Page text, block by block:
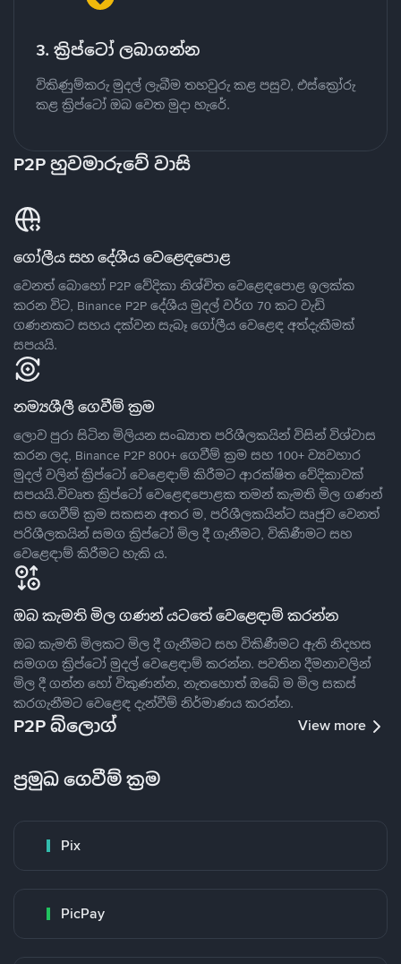
3. ක්‍රිප්ටෝ ලබාගන්න
විකිණුම්කරු මුදල් ලැබීම තහවුරු කළ පසුව, එස්ක්‍රෝරු
කළ ක්‍රිප්ටෝ ඔබ වෙත මුදා හැරේ.
P2P හුවමාරුවේ වාසි
ගෝලීය සහ දේශීය වෙළෙඳපොළ
වෙනත් බොහෝ P2P වේදිකා නිශ්චිත වෙළෙඳපොළ ඉලක්ක
කරන විට, Binance P2P දේශීය මුදල් වර්ග 70 කට වැඩි
ගණනකට සහය දක්වන සැබෑ ගෝලීය වෙළෙඳ අත්දැකීමක්
සපයයි.
නම්‍යශීලී ගෙවීම් ක්‍රම
ලොව පුරා සිටින මිලියන සංඛ්‍යාත පරිශීලකයින් විසින් විශ්වාස
කරන ලද, Binance P2P 800+ ගෙවීම් ක්‍රම සහ 100+ ව්‍යවහාර
මුදල් වලින් ක්‍රිප්ටෝ වෙළෙඳාම් කිරීමට ආරක්ෂිත වේදිකාවක්
සපයයි.විවෘත ක්‍රිප්ටෝ වෙළෙඳපොළක තමන් කැමති මිල ගණන්
සහ ගෙවීම් ක්‍රම සකසන අතර ම, පරිශීලකයින්ට ඍජුව වෙනත්
පරිශීලකයින් සමග ක්‍රිප්ටෝ මිල දී ගැනීමට, විකිණීමට සහ
වෙළෙඳාම් කිරීමට හැකි ය.
ඔබ කැමති මිල ගණන් යටතේ වෙළෙඳාම් කරන්න
ඔබ කැමති මිලකට මිල දී ගැනීමට සහ විකිණීමට ඇති නිදහස
සමගග ක්‍රිප්ටෝ මුදල් වෙළෙඳාම් කරන්න. පවතින දීමනාවලින්
මිල දී ගන්න හෝ විකුණන්න, නැතහොත් ඔබේ ම මිල සකස්
කරගැනීමට වෙළෙඳ දැන්වීම් නිර්මාණය කරන්න.
P2P බ්ලොග් View more
ප්‍රමුඛ ගෙවීම් ක්‍රම
Pix
PicPay